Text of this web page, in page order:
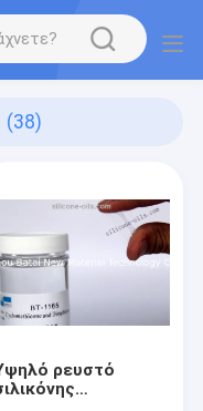
(38)
ρευστό